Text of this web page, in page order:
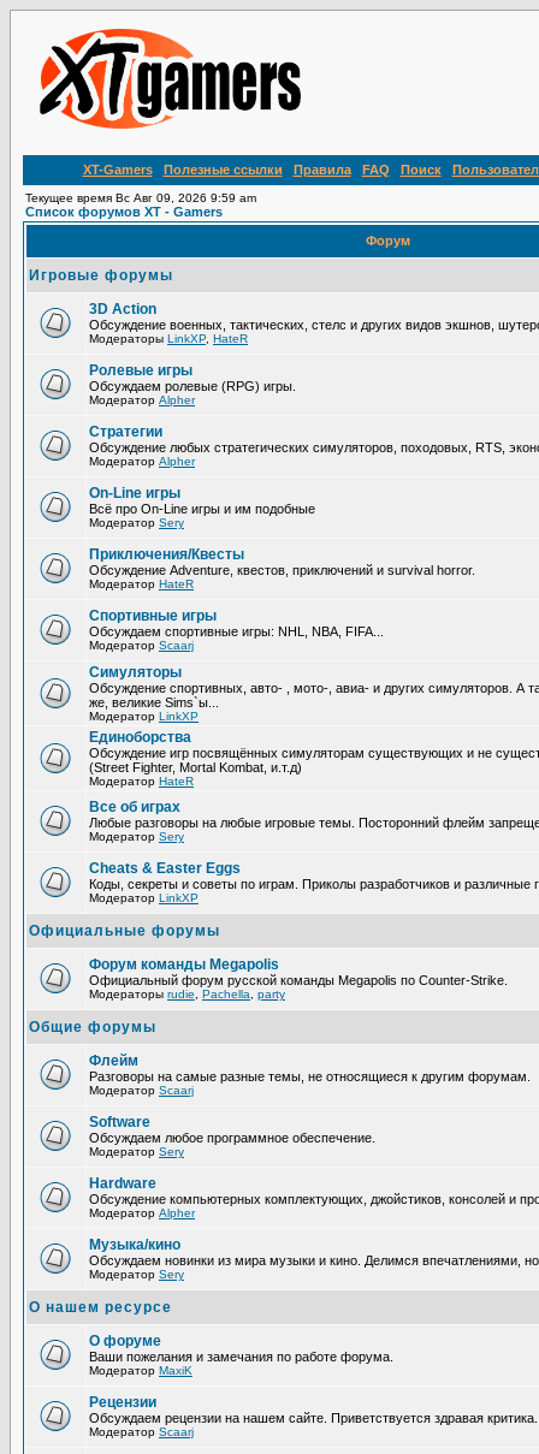
XT-Gamers Полезные ссылки Правила FAQ Поиск
Текущее время Вс Авг 09, 2026 9:59 am
Список форумов XT - Gamers
Форум
Игровые форумы
3D Action
Обсуждение военных, тактических, стелс и других видов экшнов,
Модераторы LinkXP HateR
Ролевые игры
Обсуждаем ролевые (RPG) игры.
Модератор Alpher
Стратегии
Обсуждение любых стратегических симуляторов, походовых, RTS,
Модератор Alpher
On-Line игры
Всё про On-Line игры и им подобные
Модератор Sery
Приключения/Квесты
Обсуждение Adventure, квестов, приключений и survival horror.
Модератор HateR
Спортивные игры
Обсуждаем спортивные игры: NHL, NBA, FIFA...
Модератор Scaarj
Симуляторы
Обсуждение спортивных, авто- , мото-, авиа- и других симуляторов. А
же, великие Sims`ы...
Модератор LinkXP
Единоборства
Обсуждение игр посвящённых симуляторам существующих и не
(Street Fighter, Mortal Kombat, и.т.д)
Модератор HateR
Все об играх
Любые разговоры на любые игровые темы. Посторонний флейм
Модератор Sery
Cheats & Easter Eggs
Коды, секреты и советы по играм. Приколы разработчиков и различные
Модератор LinkXP
Официальные форумы
Форум команды Megapolis
Официальный форум русской команды Megapolis по Counter-Strike.
Модераторы rudie Pachella party
Общие форумы
Флейм
Разговоры на самые разные темы, не относящиеся к другим форумам.
Модератор Scaarj
Software
Обсуждаем любое программное обеспечение.
Модератор Sery
Hardware
Обсуждение компьютерных комплектующих, джойстиков, консолей и
Модератор Alpher
Музыка/кино
Обсуждаем новинки из мира музыки и кино. Делимся впечатлениями,
Модератор Sery
О нашем ресурсе
О форуме
Ваши пожелания и замечания по работе форума.
Модератор MaxiK
Рецензии
Обсуждаем рецензии на нашем сайте. Приветствуется здравая критика.
Модератор Scaarj